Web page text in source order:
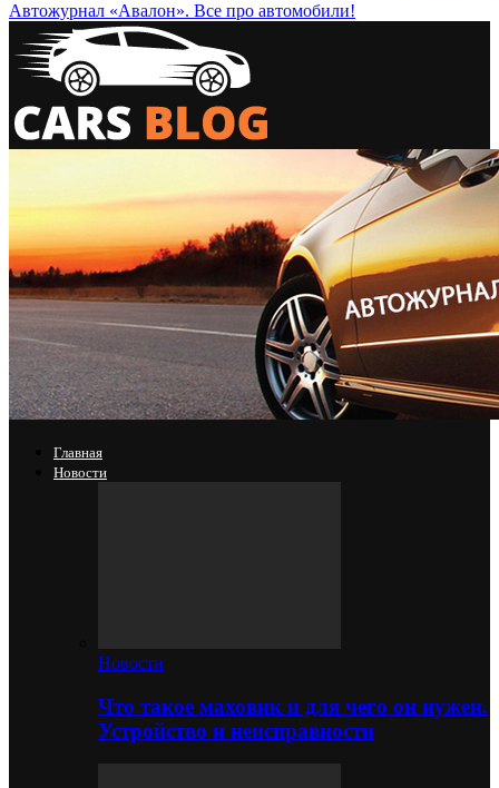
Автожурнал «Авалон». Все про автомобили!
Главная
Новости
Новости
Что такое маховик и для чего он нужен.
Устройство и неисправности